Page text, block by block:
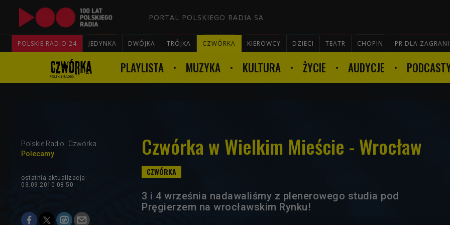
PORTAL POLSKIEGO RADIA SA
POLSKIE RADIO 24 JEDYNKA DWÓJKA TRÓJKA CZWÓRKA KIEROWCY DZIECI TEATR CHOPIN PR DLA

PLAYLISTA MUZYKA KULTURA ŻYCIE AUDYCJE
Polskie Radio
Czwórka
Polecamy
Czwórka w Wielkim Mieście - Wrocław
ostatnia aktualizacja:
03.09.2010 08:50
3 i 4 września nadawaliśmy z plenerowego studia pod
Pręgierzem na wrocławskim Rynku!